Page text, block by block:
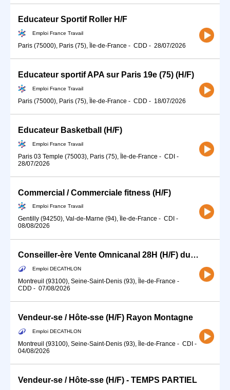
Educateur Sportif Roller H/F
Emploi France Travail
Paris (75000), Paris (75), Île-de-France - CDD - 28/07/2026
Educateur sportif APA sur Paris 19e (75) (H/F)
Emploi France Travail
Paris (75000), Paris (75), Île-de-France - CDD - 18/07/2026
Educateur Basketball (H/F)
Emploi France Travail
Paris 03 Temple (75003), Paris (75), Île-de-France - CDI -
28/07/2026
Commercial / Commerciale fitness (H/F)
Emploi France Travail
Gentilly (94250), Val-de-Marne (94), Île-de-France - CDI -
08/08/2026
Conseiller-ère Vente Omnicanal 28H (H/F) du 16 août au 26 septembre
Emploi DECATHLON
Montreuil (93100), Seine-Saint-Denis (93), Île-de-France -
CDD - 07/08/2026
Vendeur-se / Hôte-sse (H/F) Rayon Montagne
Emploi DECATHLON
Montreuil (93100), Seine-Saint-Denis (93), Île-de-France - CDI -
04/08/2026
Vendeur-se / Hôte-sse (H/F) - TEMPS PARTIEL